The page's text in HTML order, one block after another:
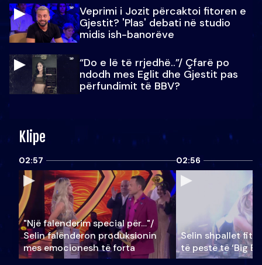
Veprimi i Jozit përcaktoi fitoren e
Gjestit? 'Plas' debati në studio
midis ish-banorëve
“Do e lë të rrjedhë..”/ Çfarë po
ndodh mes Eglit dhe Gjestit pas
përfundimit të BBV?
Klipe
02:57
"Një falenderim special për…"/
Selin falënderon produksionin
mes emocionesh të forta
02:56
Selin shpallet
të pestë të ‘Big